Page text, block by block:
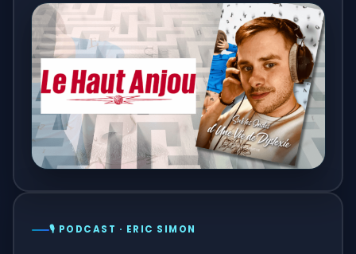
🎙️ PODCAST · ERIC SIMON